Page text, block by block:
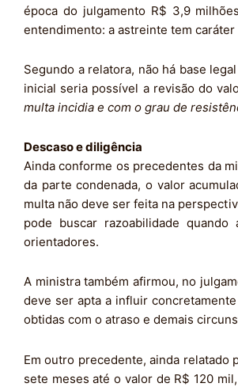
época do julgamento R$ 3,9
entendimento: a astreinte tem
Segundo a relatora, não há base
inicial seria possível a revisão do
multa incidia e com o grau de
Descaso e diligência
Ainda conforme os precedentes da
da parte condenada, o valor
multa não deve ser feita na
pode buscar razoabilidade
orientadores.
A ministra também afirmou, no
deve ser apta a influir
obtidas com o atraso e demais
Em outro precedente, ainda relatado
sete meses até o valor de R$ 120